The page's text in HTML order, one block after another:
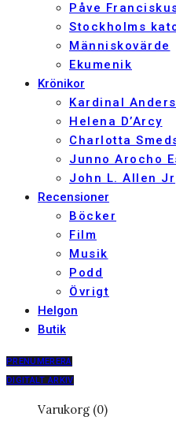
Påve
Stockholms
Människovärde
Ekumenik
Krönikor
Kardinal
Helena D’Arcy
Charlotta
Junno Arocho
John L. Allen Jr
Recensioner
Böcker
Film
Musik
Podd
Övrigt
Helgon
Butik
PRENUMERERA
DIGITALT ARKIV
Varukorg (0)